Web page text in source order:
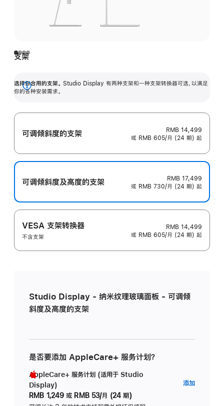
支架
选择你合用的支架。 Studio Display 有两种支架和一种支架转换器可选，以满足
你的各种安装需求。
展
可调倾斜度的支架
RMB 14,499
或 RMB 605/月 (24 期) 起
可调倾斜度及高‍度的支‍架
RMB 17,499
或 RMB 730/月 (24 期) 起
VESA 支架转换器
不含支架
RMB 14,499
或 RMB 605/月 (24 期) 起
Studio Display - 纳米纹理玻璃面板 - 可调倾
斜度及高度的支架
是否要添加 AppleCare+ 服务计划？
AppleCare+ 服务计划 (适用于 Studio
Display)
RMB 1,249 或 RMB 53/月 (24 期)
添加